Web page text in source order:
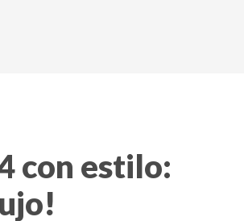
con estilo: